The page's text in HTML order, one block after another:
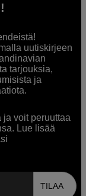
uutiskirjeen
tarjouksia,
ja
voit peruuttaa
Lue lisää
TILAA